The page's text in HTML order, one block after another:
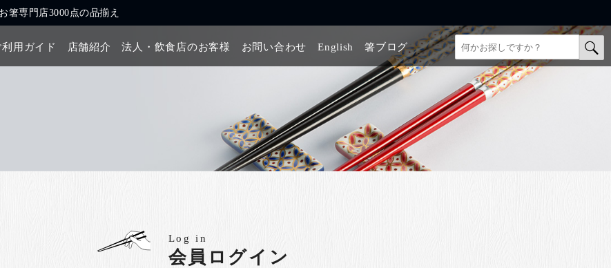
箸専門店3000点の品揃え
利用ガイド 店舗紹介 法人・飲食店のお客様 お問い合わせ English 箸ブログ
Log in
会員ログイン